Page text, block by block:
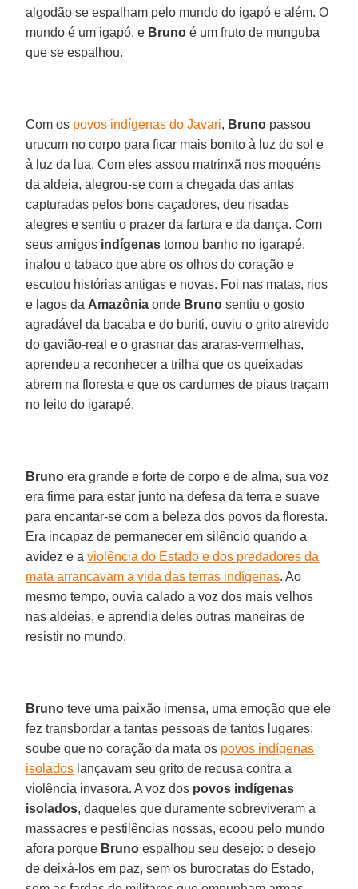
algodão se espalham pelo mundo do igapó e além. O
mundo é um igapó, e Bruno é um fruto de munguba
que se espalhou.
Com os povos indígenas do Javari, Bruno passou
urucum no corpo para ficar mais bonito à luz do sol e
à luz da lua. Com eles assou matrinxã nos moquéns
da aldeia, alegrou-se com a chegada das antas
capturadas pelos bons caçadores, deu risadas
alegres e sentiu o prazer da fartura e da dança. Com
seus amigos indígenas tomou banho no igarapé,
inalou o tabaco que abre os olhos do coração e
escutou histórias antigas e novas. Foi nas matas, rios
e lagos da Amazônia onde Bruno sentiu o gosto
agradável da bacaba e do buriti, ouviu o grito atrevido
do gavião-real e o grasnar das araras-vermelhas,
aprendeu a reconhecer a trilha que os queixadas
abrem na floresta e que os cardumes de piaus traçam
no leito do igarapé.
Bruno era grande e forte de corpo e de alma, sua voz
era firme para estar junto na defesa da terra e suave
para encantar-se com a beleza dos povos da floresta.
Era incapaz de permanecer em silêncio quando a
avidez e aviolência do Estado e dos predadores da
mata arrancavam a vida das terras indígenas. Ao
mesmo tempo, ouvia calado a voz dos mais velhos
nas aldeias, e aprendia deles outras maneiras de
resistir no mundo.
Bruno teve uma paixão imensa, uma emoção que ele
fez transbordar a tantas pessoas de tantos lugares:
soube que no coração da mata os povos indígenas
isolados lançavam seu grito de recusa contra a
violência invasora. A voz dos povos indígenas
isolados, daqueles que duramente sobreviveram a
massacres e pestilências nossas, ecoou pelo mundo
afora porque Bruno espalhou seu desejo: o desejo
de deixá-los em paz, sem os burocratas do Estado,